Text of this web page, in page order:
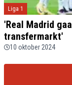
Liga 1
'Real Madrid
transfermarkt'
10 oktober 2024